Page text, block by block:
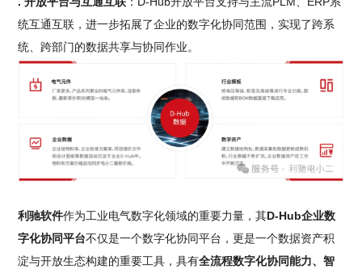
统互通互联，进一步拓展了企业的数字化协同范围，实现了跨系
统、跨部门的数据共享与协同作业。
利驰软件作为工业电气数字化领域的重要力量，其D-Hub企业数
字化协同平台不仅是一个数字化协同平台，更是一个数据资产积
淀与开放生态构建的重要工具，具有全流程数字化协同能力、智